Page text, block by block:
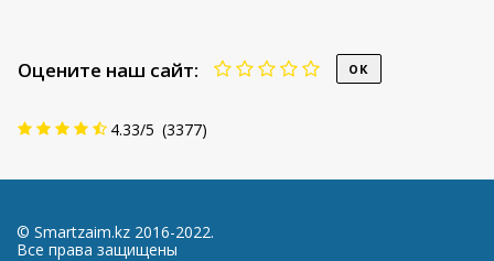
Оцените наш сайт:
4.33/5 (3377)
© Smartzaim.kz 2016-2022.
Все права защищены